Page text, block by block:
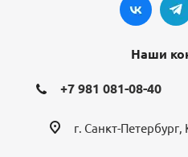
Наши
+7 981 081-08-40
г. Санкт-